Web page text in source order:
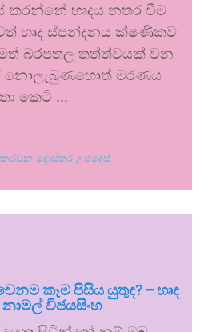
කරන්නේ හෘදය නතර වීම
හෘද ස්පන්දනය ක්ෂණිකව
බරපතල තත්ත්වයක් වන
නොලැබුණහොත් මරණය
කෙටි …
දොස්තර උපදෙස්
කෑම පිසිය යුතුද? – හෘද
විජයසිංහ